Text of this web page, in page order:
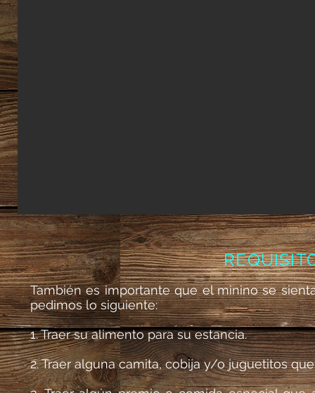
También es importante que el minino se
pedimos lo siguiente:
1. Traer su alimento para su estancia.
2. Traer alguna camita, cobija y/o juguetitos